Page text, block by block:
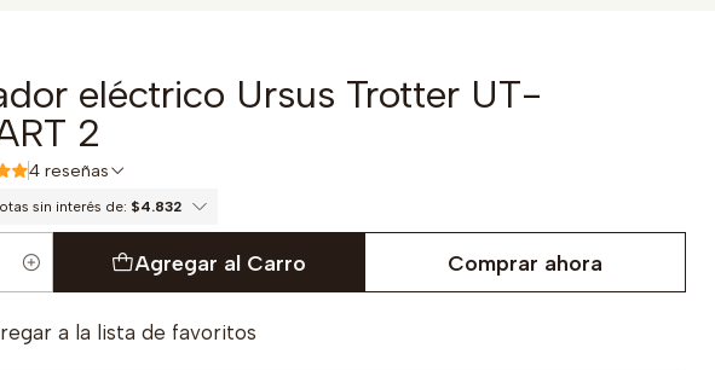
eléctrico Ursus Trotter UT-
2
4 reseñas
sin interés de: $4.832
Agregar al Carro Comprar ahora
a la lista de favoritos